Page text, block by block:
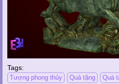
Tags:
Tượng phong thủy Quà tặng Quà